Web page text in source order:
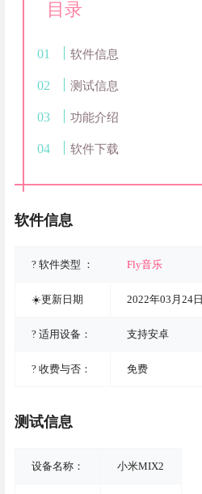
目录
软件信息
测试信息
功能介绍
软件下载
软件信息
? 软件类型 ： Fly音乐
☀️更新日期 2022年03月24日
? 适用设备： 支持安卓
? 收费与否： 免费
测试信息
设备名称： 小米MIX2